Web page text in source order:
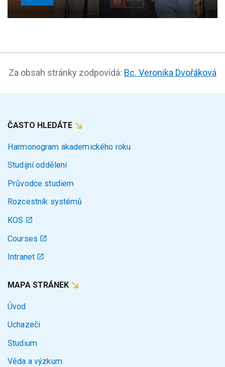
Za obsah stránky zodpovídá: Bc. Veronika Dvořáková
ČASTO HLEDÁTE
Harmonogram akademického roku
Studijní oddělení
Průvodce studiem
Rozcestník systémů
KOS
Courses
Intranet
MAPA STRÁNEK
Úvod
Uchazeči
Studium
Věda a výzkum